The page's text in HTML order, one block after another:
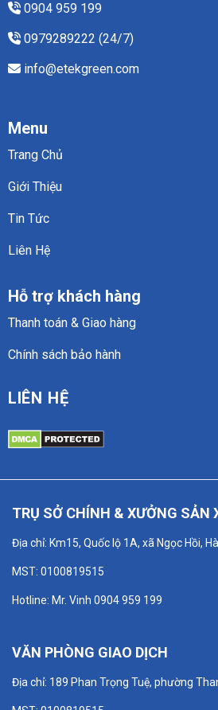
0904 959 199
0979289222 (24/7)
info@etekgreen.com
Menu
Trang Chủ
Giới Thiệu
Tin Tức
Liên Hệ
Hỗ trợ khách hàng
Thanh toán & Giao hàng
Chính sách bảo hành
LIÊN HỆ
TRỤ SỞ CHÍNH & XƯỞNG SẢN
Địa chỉ: Km15, Quốc lộ 1A, xã Ngọc Hồi,
MST: 0100819515
Hotline: Mr. Vinh 0904 959 199
VĂN PHÒNG GIAO DỊCH
Địa chỉ: 189 Phan Trọng Tuệ, phường